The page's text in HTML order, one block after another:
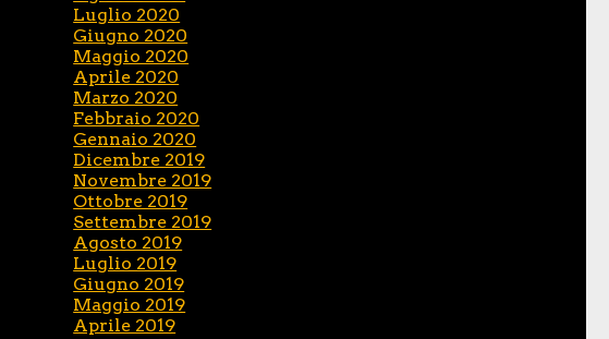
Luglio 2020
Giugno 2020
Maggio 2020
Aprile 2020
Marzo 2020
Febbraio 2020
Gennaio 2020
Dicembre 2019
Novembre 2019
Ottobre 2019
Settembre 2019
Agosto 2019
Luglio 2019
Giugno 2019
Maggio 2019
Aprile 2019